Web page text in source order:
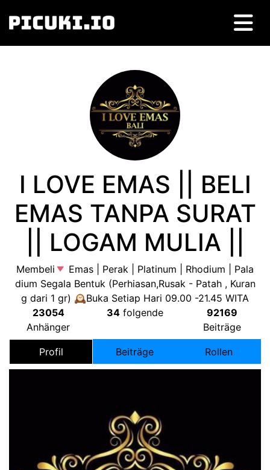
I LOVE EMAS
BELI
EMAS TANPA SURAT
LOGAM MULIA
Membeli Emas Perak Platinum Rhodium
Pala
dium Segala Bentuk(Perhiasan,Rusak- Patah, Kuran
g dari 1 gr) 🕰Buka Setiap Hari 09.00 -21.45 WITA
23054
Anhänger
34 folgende
92169
Beiträge
Profil Beiträge Rollen